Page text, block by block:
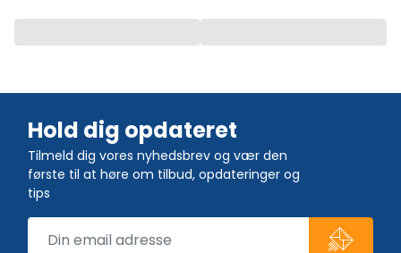
Hold dig opdateret
Tilmeld dig vores nyhedsbrev og vær den
første til at høre om tilbud, opdateringer og
tips